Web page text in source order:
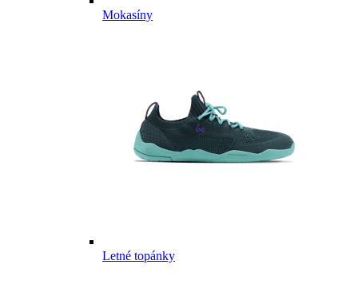
Mokasíny
Letné topánky